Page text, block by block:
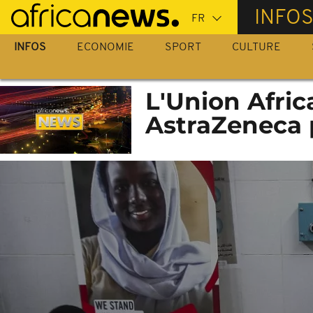
Passer
au
contenu
INFOS
INFOS ECONOMIE SPORT CULTURE
L'Union